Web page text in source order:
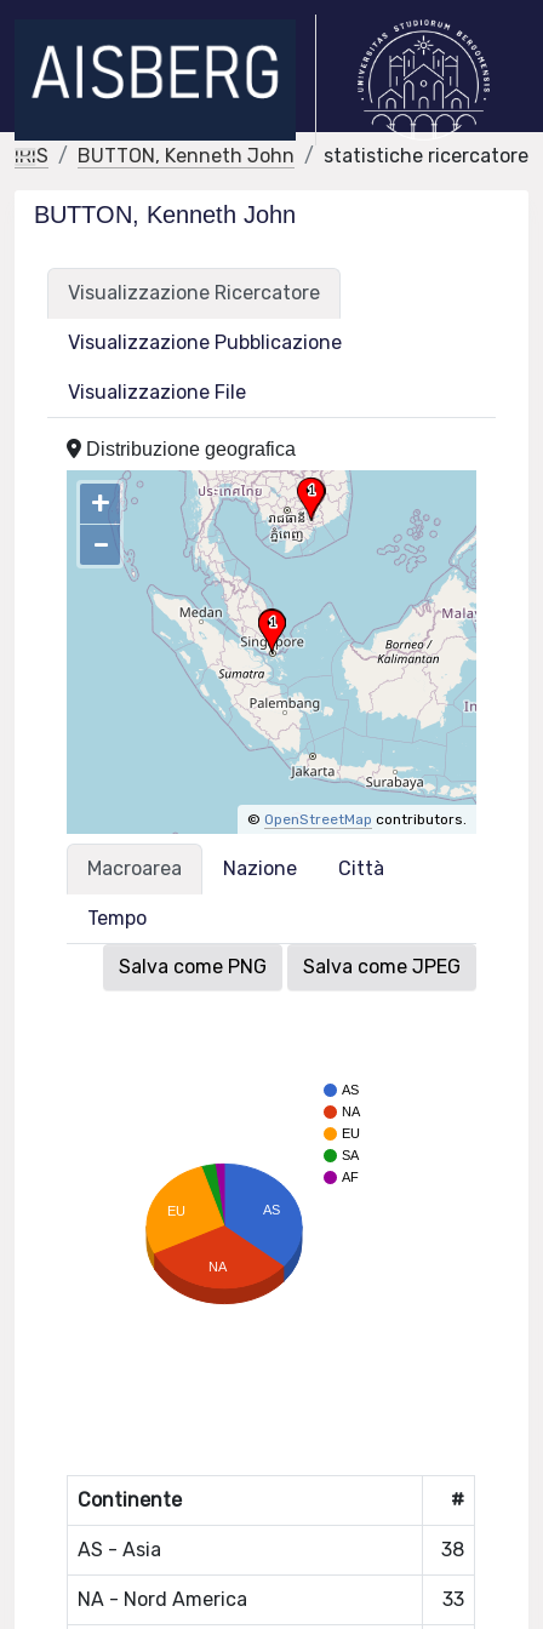
IRIS BUTTON, Kenneth John statistiche ricercatore
BUTTON, Kenneth John
Visualizzazione Ricercatore
Visualizzazione Pubblicazione
Visualizzazione File
Distribuzione geografica
+
–
© OpenStreetMap contributors.
Macroarea Nazione Città
Tempo
Salva come PNG Salva come JPEG
AS
NA
EU
SA
AF
AS
EU
NA
Continente #
AS - Asia 38
NA - Nord America 33